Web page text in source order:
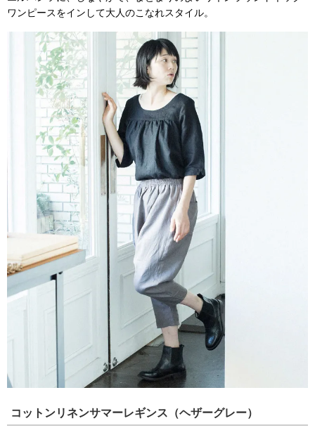
ワンピースをインして大人のこなれスタイル。
コットンリネンサマーレギンス（ヘザーグレー）